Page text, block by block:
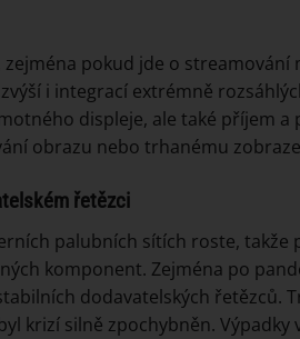
pokud jde o streamování
i integrací extrémně
displeje, ale také příjem
obrazu nebo trhanému
řetězci
palubních sítích roste,
komponent. Zejména po
dodavatelských řetězců.
krizí silně zpochybněn.